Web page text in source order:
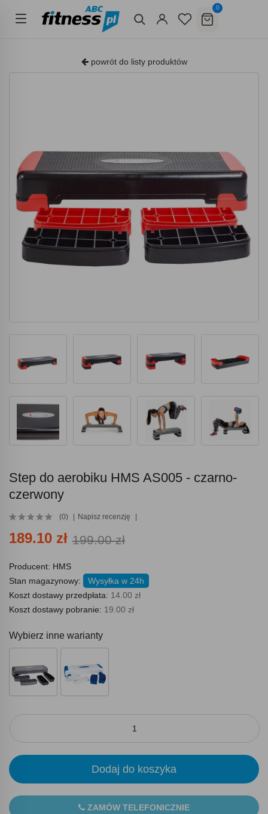
0
powrót do listy produktów
Step do aerobiku HMS AS005 - czarno-
czerwony
(0) Napisz recenzję
189.10 zł 199.00 zł
Producent: HMS
Stan magazynowy:
Wysyłka w 24h
Koszt dostawy przedpłata: 14.00 zł
Koszt dostawy pobranie: 19.00 zł
Wybierz inne warianty
Dodaj do koszyka
ZAMÓW TELEFONICZNIE